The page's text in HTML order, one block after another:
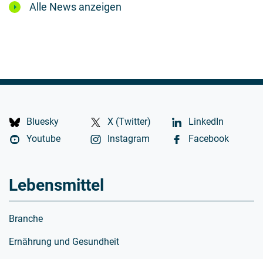
Alle News anzeigen
Bluesky X (Twitter)
LinkedIn
Youtube
Instagram Facebook
Lebensmittel
Branche
Ernährung und Gesundheit